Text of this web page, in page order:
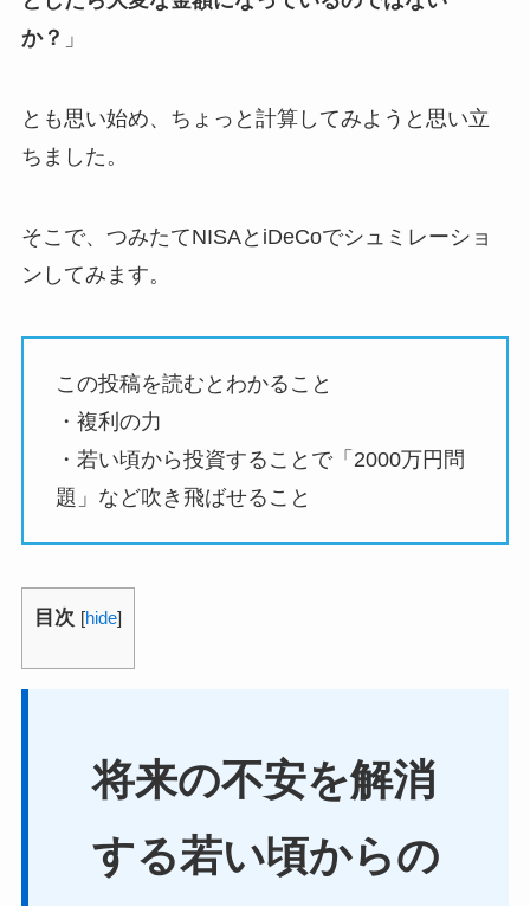
か？ 」
とも思い始め、ちょっと計算してみようと思い立
ちました。
そこで、つみたてNISAとiDeCoでシュミレーショ
ンしてみます。
この投稿を読むとわかること
・複利の力
・若い頃から投資することで「2000万円問
題」など吹き飛ばせること
目次 [hide]
将来の不安を解消
する若い頃からの